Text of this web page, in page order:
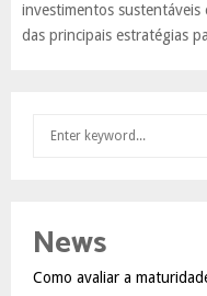
investimentos sustentáveis
das principais estratégias
h
o
News
Como avaliar a